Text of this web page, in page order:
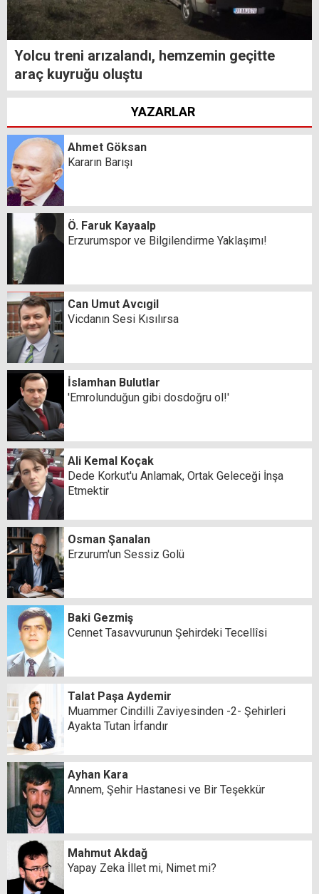
Yolcu treni arızalandı, hemzemin geçitte
araç kuyruğu oluştu
YAZARLAR
Ahmet Göksan
Kararın Barışı
Ö. Faruk Kayaalp
Erzurumspor ve Bilgilendirme Yaklaşımı!
Can Umut Avcıgil
Vicdanın Sesi Kısılırsa
İslamhan Bulutlar
'Emrolunduğun gibi dosdoğru ol!'
Ali Kemal Koçak
Dede Korkut'u Anlamak, Ortak Geleceği İnşa
Etmektir
Osman Şanalan
Erzurum'un Sessiz Golü
Baki Gezmiş
Cennet Tasavvurunun Şehirdeki Tecellîsi
Talat Paşa Aydemir
Muammer Cindilli Zaviyesinden -2- Şehirleri
Ayakta Tutan İrfandır
Ayhan Kara
Annem, Şehir Hastanesi ve Bir Teşekkür
Mahmut Akdağ
Yapay Zeka İllet mi, Nimet mi?